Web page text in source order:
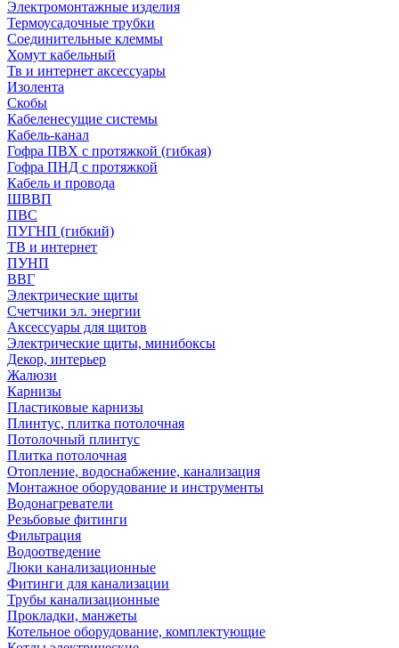
Электромонтажные изделия
Термоусадочные трубки
Соединительные клеммы
Хомут кабельный
Тв и интернет аксессуары
Изолента
Скобы
Кабеленесущие системы
Кабель-канал
Гофра ПВХ с протяжкой (гибкая)
Гофра ПНД с протяжкой
Кабель и провода
ШВВП
ПВС
ПУГНП (гибкий)
ТВ и интернет
ПУНП
ВВГ
Электрические щиты
Счетчики эл. энергии
Аксессуары для щитов
Электрические щиты, минибоксы
Декор, интерьер
Жалюзи
Карнизы
Пластиковые карнизы
Плинтус, плитка потолочная
Потолочный плинтус
Плитка потолочная
Отопление, водоснабжение, канализация
Монтажное оборудование и инструменты
Водонагреватели
Резьбовые фитинги
Фильтрация
Водоотведение
Люки канализационные
Фитинги для канализации
Трубы канализационные
Прокладки, манжеты
Котельное оборудование, комплектующие